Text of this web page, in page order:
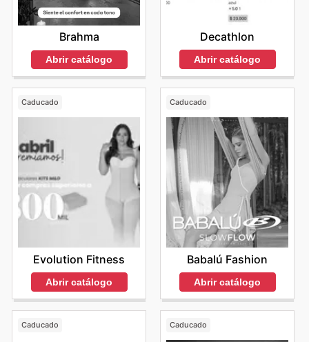
Brahma
Abrir catálogo
Decathlon
Abrir catálogo
Caducado
Evolution Fitness
Abrir catálogo
Caducado
Babalú Fashion
Abrir catálogo
Caducado Caducado